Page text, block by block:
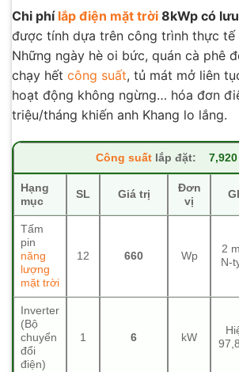
Chi phí lắp điện mặt trời 8kWp có
được tính dựa trên công trình thực tế
Những ngày hè oi bức, quán cà phê
chạy hết công suất, tủ mát mở liên
hoạt động không ngừng… hóa đơn
triệu/tháng khiến anh Khang lo lắng.
Công suất lắp đặt:
Hạng
mục
SL Giá trị
Đơn
vị
Tấm
pin
năng
lượng
mặt trời
12 660 Wp
2
N-
Inverter
(Bộ
chuyển
đổi
điện)
1 6 kW